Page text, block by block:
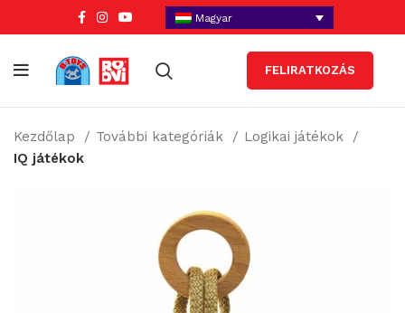
Magyar
FELIRATKOZÁS
Kezdőlap További kategóriák
Logikai játékok
IQ játékok